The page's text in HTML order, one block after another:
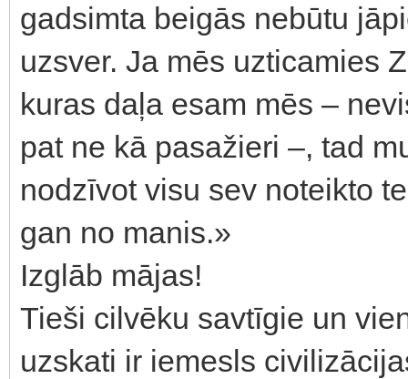
gadsimta beigās nebūtu
uzsver. Ja mēs uzticamies
kuras daļa esam mēs –
pat ne kā pasažieri –, tad
nodzīvot visu sev noteikto
gan no manis.»
Izglāb mājas!
Tieši cilvēku savtīgie un
uzskati ir iemesls